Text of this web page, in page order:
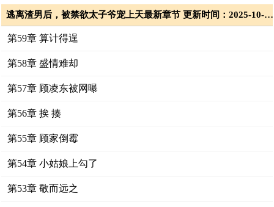
逃离渣男后，被禁欲太子爷宠上天最新章节 更新时间：2025-10-26T21:50:42
第59章 算计得逞
第58章 盛情难却
第57章 顾凌东被网曝
第56章 挨 揍
第55章 顾家倒霉
第54章 小姑娘上勾了
第53章 敬而远之